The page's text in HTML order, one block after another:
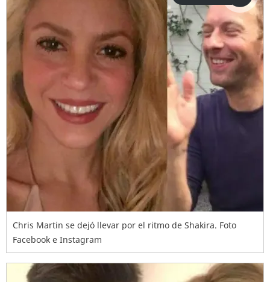
Chris Martin se dejó llevar por el ritmo de Shakira. Foto
Facebook e Instagram